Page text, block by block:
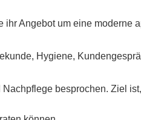
Angebot um eine moderne
Hygiene,
besprochen. Ziel